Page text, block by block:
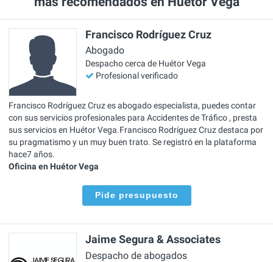
Francisco Rodríguez Cruz
Abogado
Despacho cerca de Huétor Vega
Profesional verificado
Francisco Rodríguez Cruz es abogado especialista, puedes contar
con sus servicios profesionales para Accidentes de Tráfico , presta
sus servicios en Huétor Vega.Francisco Rodríguez Cruz destaca por
su pragmatismo y un muy buen trato. Se registró en la plataforma
hace7 años.
Oficina en Huétor Vega
Pide presupuesto
Jaime Segura & Associates
Despacho de abogados